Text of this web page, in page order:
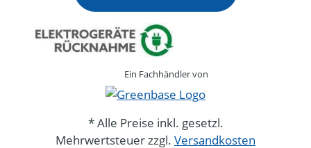
Ein Fachhändler von
* Alle Preise inkl. gesetzl.
Mehrwertsteuer zzgl. Versandkosten